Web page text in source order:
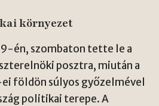
környezet
9-én, szombaton tette le a
posztra, miután a
földön súlyos győzelmével
politikai terepe. A